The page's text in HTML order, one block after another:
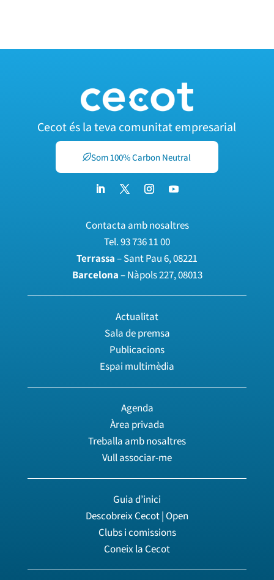
Cecot és la teva comunitat empresarial
Som 100% Carbon Neutral
Contacta amb nosaltres
Tel.93 736 11 00
Terrassa– Sant Pau 6, 08221
Barcelona– Nàpols 227, 08013
Actualitat
Sala de premsa
Publicacions
Espai multimèdia
Agenda
Àrea privada
Treballa amb nosaltres
Vull associar-me
Guia d’inici
Descobreix Cecot | Open
Clubs i comissions
Coneix la Cecot